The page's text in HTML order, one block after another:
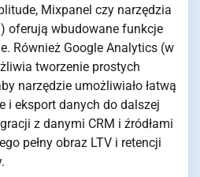
Mixpanel czy narzędzia
oferują wbudowane funkcje
Również Google Analytics (w
tworzenie prostych
narzędzie umożliwiało łatwą
i eksport danych do dalszej
z danymi CRM i źródłami
pełny obraz LTV i retencji